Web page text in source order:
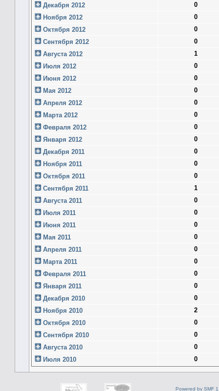
Декабря 2012
0
Ноября 2012
0
Октября 2012
0
Сентября 2012
0
Августа 2012
1
Июля 2012
0
Июня 2012
0
Мая 2012
0
Апреля 2012
0
Марта 2012
0
Февраля 2012
0
Января 2012
0
Декабря 2011
0
Ноября 2011
0
Октября 2011
0
Сентября 2011
1
Августа 2011
0
Июля 2011
0
Июня 2011
0
Мая 2011
0
Апреля 2011
0
Марта 2011
0
Февраля 2011
0
Января 2011
0
Декабря 2010
0
Ноября 2010
2
Октября 2010
0
Сентября 2010
0
Августа 2010
0
Июля 2010
0
Powered by SMF